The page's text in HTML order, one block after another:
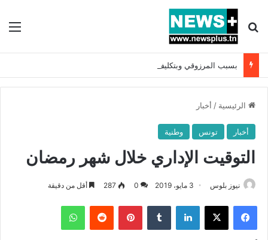
بحث عن
الرئيسية / أخبار
أخبار تونس وطنية
التوقيت الإداري خلال شهر رمضان
نيوز بلوس 3 مايو، 2019 0
287 أقل من دقيقة
فيسبوك X لينكدإن بينتيريست واتساب